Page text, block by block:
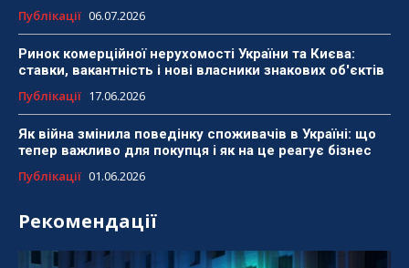
Публікації 06.07.2026
Ринок комерційної нерухомості України та Києва:
ставки, вакантність і нові власники знакових об'єктів
Публікації 17.06.2026
Як війна змінила поведінку споживачів в Україні: що
тепер важливо для покупця і як на це реагує бізнес
Публікації 01.06.2026
Рекомендації